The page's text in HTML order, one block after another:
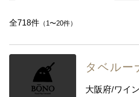
山梨県
愛知県
三重県 滋賀県
兵庫県 奈良県
全718件（1〜20件）
タベルー
大阪府/ワイ